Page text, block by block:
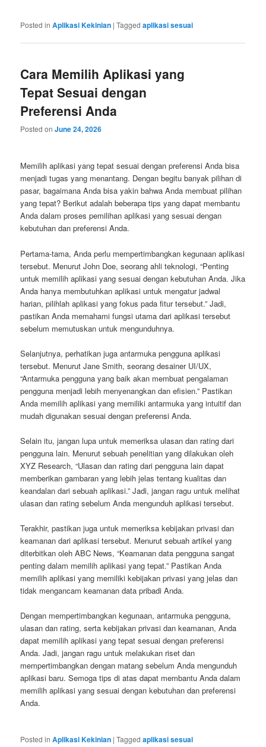
Posted in Aplikasi Kekinian |Tagged aplikasi sesuai
Cara Memilih Aplikasi yang
Tepat Sesuai dengan
Preferensi Anda
Posted onJune 24, 2026
Memilih aplikasi yang tepat sesuai dengan preferensi Anda bisa
menjadi tugas yang menantang. Dengan begitu banyak pilihan di
pasar, bagaimana Anda bisa yakin bahwa Anda membuat pilihan
yang tepat? Berikut adalah beberapa tips yang dapat membantu
Anda dalam proses pemilihan aplikasi yang sesuai dengan
kebutuhan dan preferensi Anda.
Pertama-tama, Anda perlu mempertimbangkan kegunaan aplikasi
tersebut. Menurut John Doe, seorang ahli teknologi, “Penting
untuk memilih aplikasi yang sesuai dengan kebutuhan Anda. Jika
Anda hanya membutuhkan aplikasi untuk mengatur jadwal
harian, pilihlah aplikasi yang fokus pada fitur tersebut.” Jadi,
pastikan Anda memahami fungsi utama dari aplikasi tersebut
sebelum memutuskan untuk mengunduhnya.
Selanjutnya, perhatikan juga antarmuka pengguna aplikasi
tersebut. Menurut Jane Smith, seorang desainer UI/UX,
“Antarmuka pengguna yang baik akan membuat pengalaman
pengguna menjadi lebih menyenangkan dan efisien.” Pastikan
Anda memilih aplikasi yang memiliki antarmuka yang intuitif dan
mudah digunakan sesuai dengan preferensi Anda.
Selain itu, jangan lupa untuk memeriksa ulasan dan rating dari
pengguna lain. Menurut sebuah penelitian yang dilakukan oleh
XYZ Research, “Ulasan dan rating dari pengguna lain dapat
memberikan gambaran yang lebih jelas tentang kualitas dan
keandalan dari sebuah aplikasi.” Jadi, jangan ragu untuk melihat
ulasan dan rating sebelum Anda mengunduh aplikasi tersebut.
Terakhir, pastikan juga untuk memeriksa kebijakan privasi dan
keamanan dari aplikasi tersebut. Menurut sebuah artikel yang
diterbitkan oleh ABC News, “Keamanan data pengguna sangat
penting dalam memilih aplikasi yang tepat.” Pastikan Anda
memilih aplikasi yang memiliki kebijakan privasi yang jelas dan
tidak mengancam keamanan data pribadi Anda.
Dengan mempertimbangkan kegunaan, antarmuka pengguna,
ulasan dan rating, serta kebijakan privasi dan keamanan, Anda
dapat memilih aplikasi yang tepat sesuai dengan preferensi
Anda. Jadi, jangan ragu untuk melakukan riset dan
mempertimbangkan dengan matang sebelum Anda mengunduh
aplikasi baru. Semoga tips di atas dapat membantu Anda dalam
memilih aplikasi yang sesuai dengan kebutuhan dan preferensi
Anda.
Posted in Aplikasi Kekinian |Tagged aplikasi sesuai